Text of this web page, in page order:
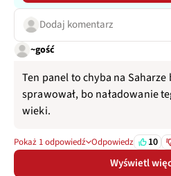
Dodaj komentarz
~gość
Ten panel to chyba na Saharze
sprawował, bo naładowanie
wieki.
Pokaż 1 odpowiedź Odpowiedz 10
Wyświetl